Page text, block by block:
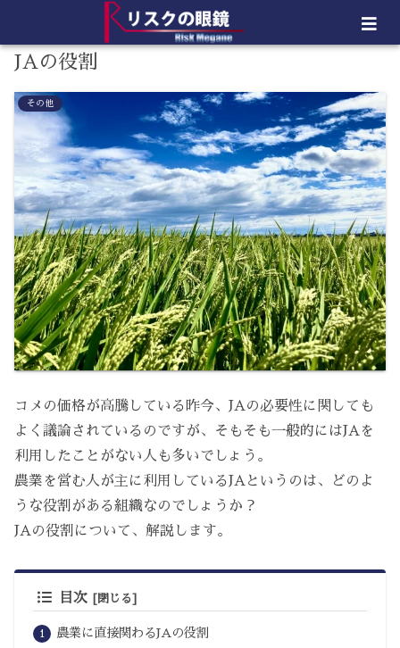
JAの役割
その他
コメの価格が高騰している昨今、JAの必要性に関しても
よく議論されているのですが、そもそも一般的にはJAを
利用したことがない人も多いでしょう。
農業を営む人が主に利用しているJAというのは、どのよ
うな役割がある組織なのでしょうか？
JAの役割について、解説します。
目次
農業に直接関わるJAの役割